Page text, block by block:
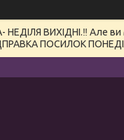
ВИХІДНІ.‼️ Але
ПОСИЛОК